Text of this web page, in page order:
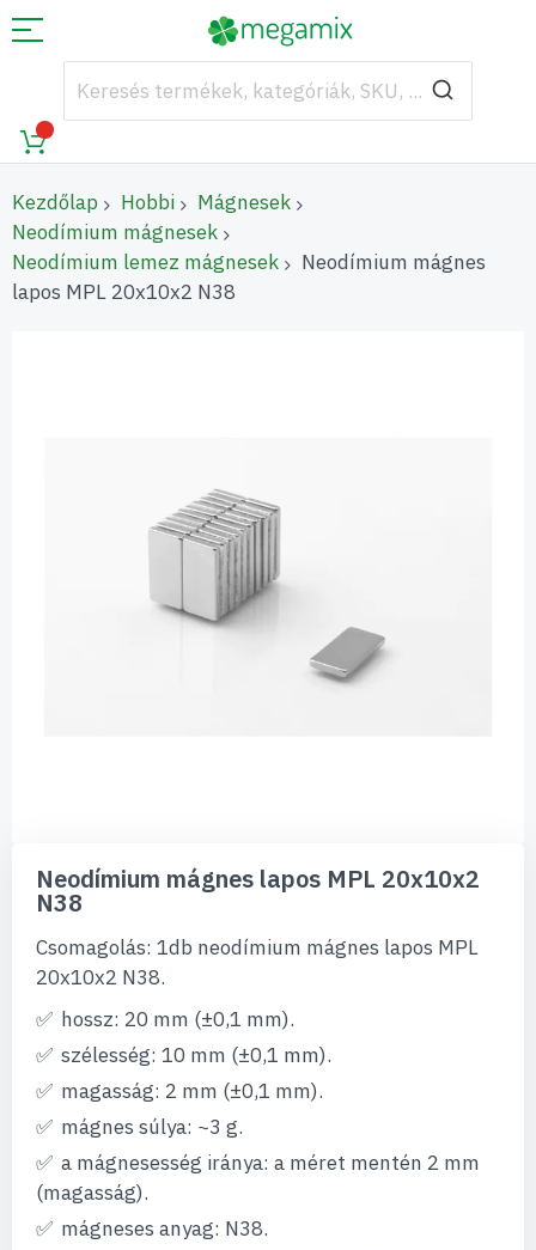
Kezdőlap Hobbi
Mágnesek
Neodímium mágnesek
Neodímium lemez mágnesek
Neodímium mágnes
lapos MPL 20x10x2 N38
képgaléria
elejére
Neodímium mágnes lapos MPL 20x10x2
N38
Csomagolás: 1db neodímium mágnes lapos MPL
20x10x2 N38.
hossz: 20 mm (±0,1 mm).
szélesség: 10 mm (±0,1 mm).
magasság: 2 mm (±0,1 mm).
mágnes súlya: ~3 g.
a mágnesesség iránya: a méret mentén 2 mm
(magasság).
mágneses anyag: N38.